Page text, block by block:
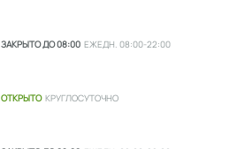
ЗАКРЫТО ДО 08:00 ЕЖЕДН. 08:00-22:00
ОТКРЫТО КРУГЛОСУТОЧНО